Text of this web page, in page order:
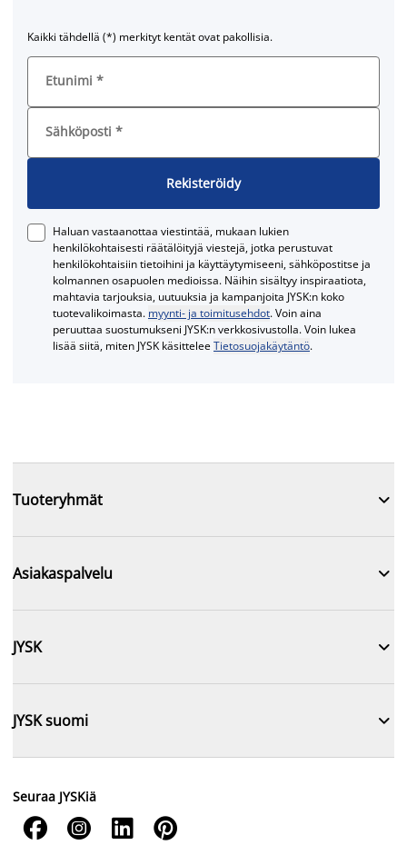
Kaikki tähdellä (*) merkityt kentät ovat pakollisia.
Etunimi *
Sähköposti *
Rekisteröidy
Haluan vastaanottaa viestintää, mukaan lukien
henkilökohtaisesti räätälöityjä viestejä, jotka perustuvat
henkilökohtaisiin tietoihini ja käyttäytymiseeni, sähköpostitse ja
kolmannen osapuolen medioissa. Näihin sisältyy inspiraatiota,
mahtavia tarjouksia, uutuuksia ja kampanjoita JYSK:n koko
tuotevalikoimasta. myynti- ja toimitusehdot. Voin aina
peruuttaa suostumukseni JYSK:n verkkosivustolla. Voin lukea
lisää siitä, miten JYSK käsitteleeTietosuojakäytäntö.
Tuoteryhmät 
Asiakaspalvelu 
JYSK 
JYSK suomi 
Seuraa JYSKiä
   